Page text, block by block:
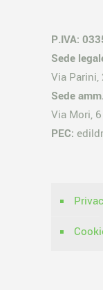
P.IVA:
Sede
Via
Sede
Via Mori,
PEC: